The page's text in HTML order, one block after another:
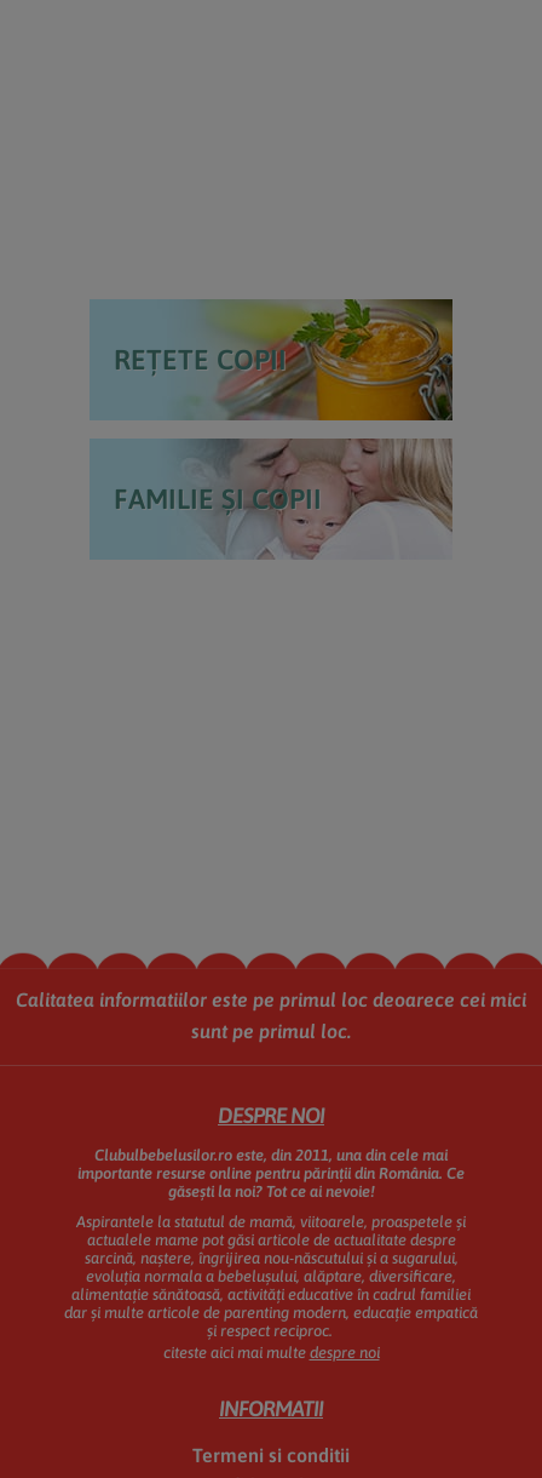
REȚETE COPII
FAMILIE ȘI COPII
Calitatea informatiilor este pe primul loc deoarece cei mici
sunt pe primul loc.
DESPRE NOI
Clubulbebelusilor.ro este, din 2011, una din cele mai
importante resurse online pentru părinții din România. Ce
găsești la noi? Tot ce ai nevoie!
Aspirantele la statutul de mamă, viitoarele, proaspetele și
actualele mame pot găsi articole de actualitate despre
sarcină, naștere, îngrijirea nou-născutului și a sugarului,
evoluția normala a bebelușului, alăptare, diversificare,
alimentație sănătoasă, activități educative în cadrul familiei
dar și multe articole de parenting modern, educație empatică
și respect reciproc.
citeste aici mai multe despre noi
INFORMATII
Termeni si conditii